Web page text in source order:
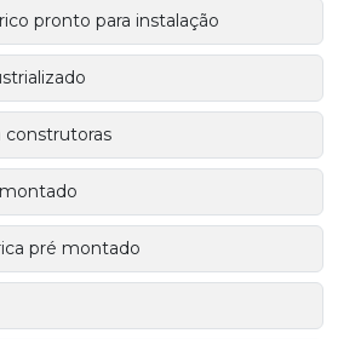
pronto para instalação
construtoras
pré montado